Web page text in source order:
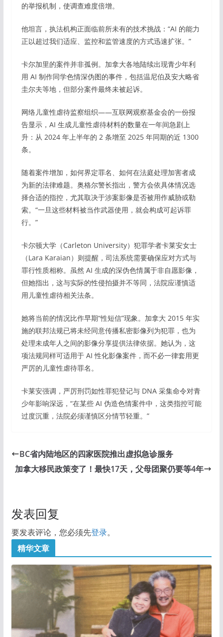
的举报机制，使调查难度倍增。
他坦言，执法机构正面临前所未有的技术挑战：“AI 的能力
正以超过我们适应、监控和监管速度的方式迅速扩张。”
卡尔加里的案件并非孤例。加拿大各地陆续出现青少年利
用 AI 制作同学色情深伪图的事件，包括温尼伯及安大略省
圭尔夫等地，但部分案件最终未被起诉。
网络儿童性虐待监察组织——互联网观察基金会的一份报
告显示，AI 生成儿童性虐待材料的数量在一年间急剧上
升：从 2024 年上半年的 2 条增至 2025 年同期的近 1300
条。
随着案件增加，如何界定罪名、如何在法庭处理加害者成
为新的法律难题。奥格尔警长指出，警方会依具体情况选
择合适的指控，尤其取决于涉案影像是否被用作威胁或勒
索。“一旦这些材料被当作武器使用，就会构成可起诉罪
行。”
卡尔顿大学（Carleton University）犯罪学者卡莱安女士
（Lara Karaian）则提醒，司法系统需要确保应对方式与
罪行性质相称。虽然 AI 生成的深伪色情属于非自愿影像，
但她指出，这与实际的性侵拍摄并不等同，法院应谨慎适
用儿童性虐待相关法条。
她将当前的情况比作早期“性短信”现象。加拿大 2015 年实
施的联邦法规已将未经同意传播私密影像列为犯罪，也为
处理未成年人之间的影像分享提供法律依据。她认为，这
项法规同样可适用于 AI 性化影像案件，而不必一律套用更
严厉的儿童性虐待罪名。
卡莱安强调，严厉刑罚如性罪犯登记与 DNA 采集命令对青
少年影响深远，“在某些 AI 伪造色情案件中，这类指控可能
过度沉重，法院必须谨慎区分情节轻重。”
BC省内陆地区的四家医院推出虚拟急诊服务
加拿大移民政策变了！最快17天，父母团聚仍要等4年
发表回复
要发表评论，您必须先登录。
精华文章